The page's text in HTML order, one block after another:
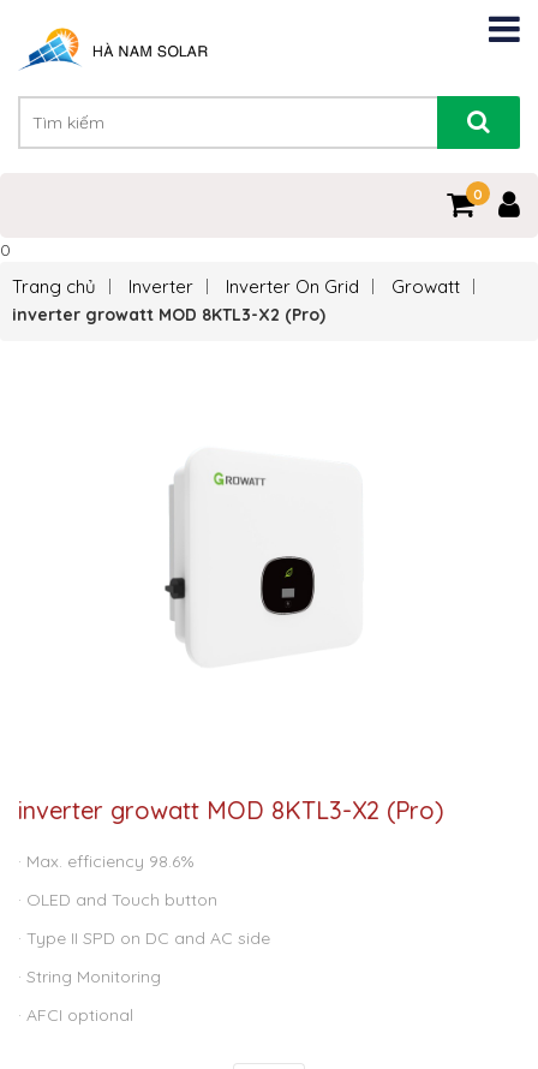
0
0
Trang chủ Inverter Inverter On Grid Growatt
inverter growatt MOD 8KTL3-X2 (Pro)
inverter growatt MOD 8KTL3-X2 (Pro)
· Max. efficiency 98.6%
· OLED and Touch button
· Type II SPD on DC and AC side
· String Monitoring
· AFCI optional